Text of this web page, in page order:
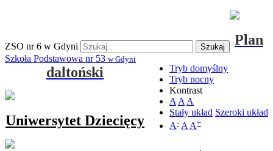
ZSO nr 6 w Gdyni Szukaj
Tryb domyślny
Tryb nocny
Kontrast
A A A
Stały układ Szeroki układ
A- A A+
Szkoła Podstawowa nr 53 w Gdyni
Plan
daltoński
Uniwersytet Dziecięcy